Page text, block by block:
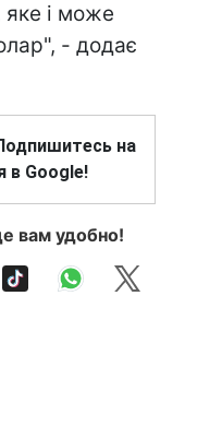
яке і може
- додає
на
в Google!
вам удобно!